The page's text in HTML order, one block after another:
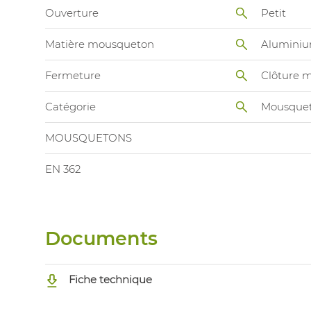
Ouverture Petit
Matière mousqueton
Fermeture Clôture
Catégorie
MOUSQUETONS
EN 362
Documents
Fiche technique